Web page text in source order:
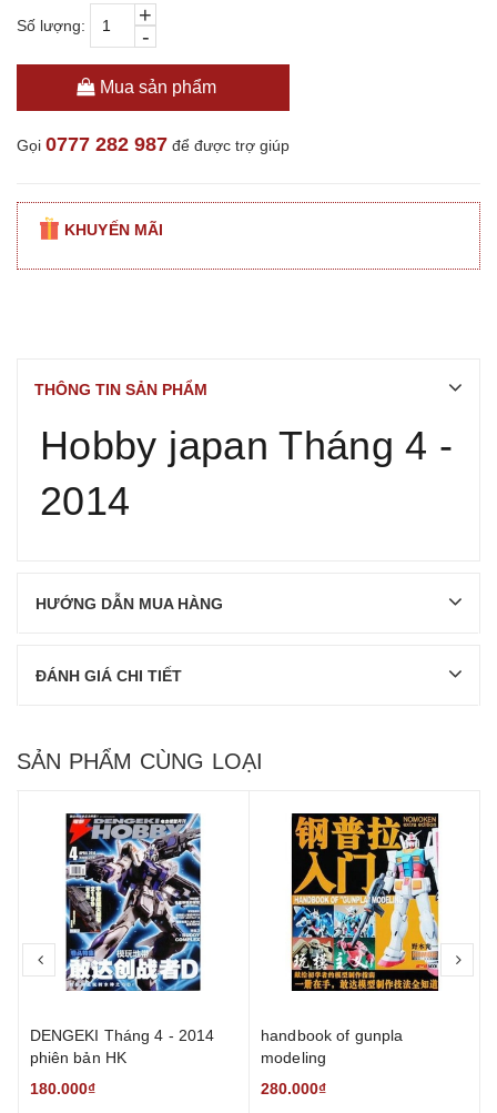
Số lượng: -
+
Mua sản phẩm
Gọi 0777 282 987 để được trợ giúp
KHUYẾN MÃI
THÔNG TIN SẢN PHẨM
Hobby japan Tháng 4 -
2014
HƯỚNG DẪN MUA HÀNG
ĐÁNH GIÁ CHI TIẾT
SẢN PHẨM CÙNG LOẠI
DENGEKI Tháng 4 - 2014
phiên bản HK
180.000₫
handbook of gunpla
modeling
280.000₫
prev